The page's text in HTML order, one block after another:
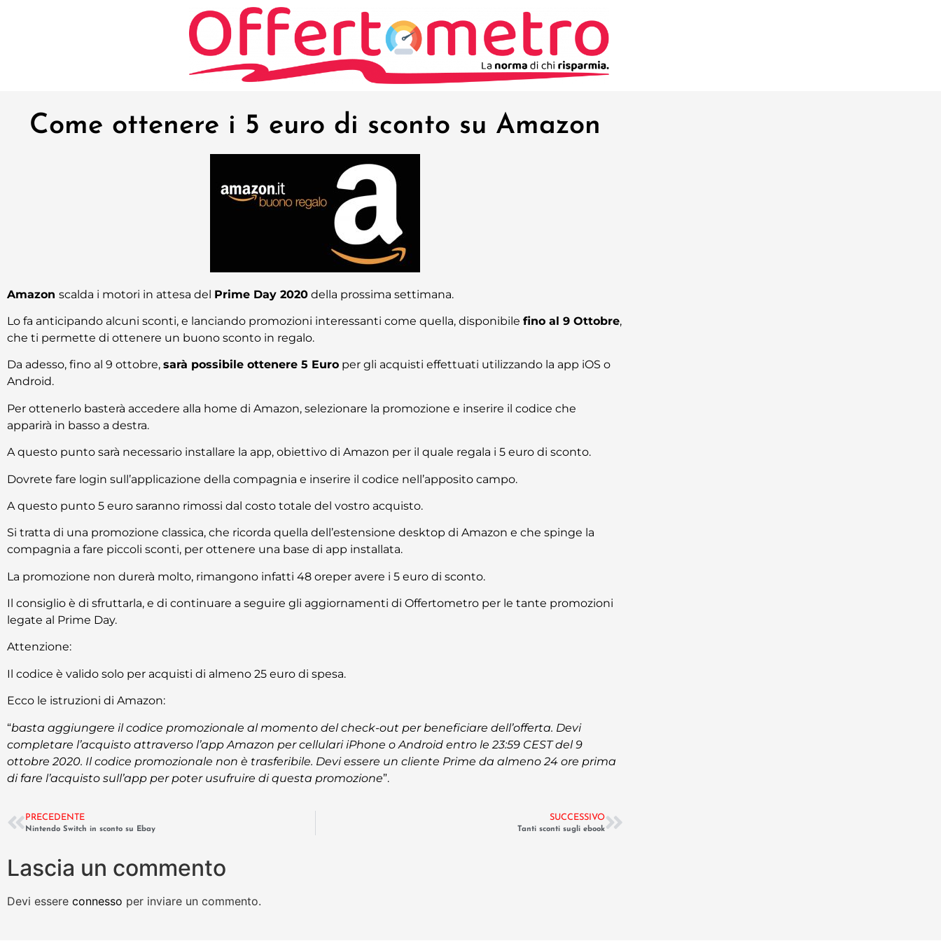
Come ottenere i 5 euro di sconto su Amazon
Amazon scalda i motori in attesa del Prime Day 2020 della prossima settimana.
Lo fa anticipando alcuni sconti, e lanciando promozioni interessanti come quella, disponibile fino al 9 Ottobre,
che ti permette di ottenere un buono sconto in regalo.
Da adesso, fino al 9 ottobre, sarà possibile ottenere 5 Euro per gli acquisti effettuati utilizzando la app iOS o
Android.
Per ottenerlo basterà accedere alla home di Amazon, selezionare la promozione e inserire il codice che
apparirà in basso a destra.
A questo punto sarà necessario installare la app, obiettivo di Amazon per il quale regala i 5 euro di sconto.
Dovrete fare login sull’applicazione della compagnia e inserire il codice nell’apposito campo.
A questo punto 5 euro saranno rimossi dal costo totale del vostro acquisto.
Si tratta di una promozione classica, che ricorda quella dell’estensione desktop di Amazon e che spinge la
compagnia a fare piccoli sconti, per ottenere una base di app installata.
La promozione non durerà molto, rimangono infatti 48 oreper avere i 5 euro di sconto.
Il consiglio è di sfruttarla, e di continuare a seguire gli aggiornamenti di Offertometro per le tante promozioni
legate al Prime Day.
Attenzione:
Il codice è valido solo per acquisti di almeno 25 euro di spesa.
Ecco le istruzioni di Amazon:
“basta aggiungere il codice promozionale al momento del check-out per beneficiare dell’offerta. Devi
completare l’acquisto attraverso l’app Amazon per cellulari iPhone o Android entro le 23:59 CEST del 9
ottobre 2020. Il codice promozionale non è trasferibile. Devi essere un cliente Prime da almeno 24 ore prima
di fare l’acquisto sull’app per poter usufruire di questa promozione”.
PRECEDENTE
Nintendo Switch in sconto su Ebay
SUCCESSIVO
Tanti sconti sugli ebook
Lascia un commento
Devi essere connesso per inviare un commento.